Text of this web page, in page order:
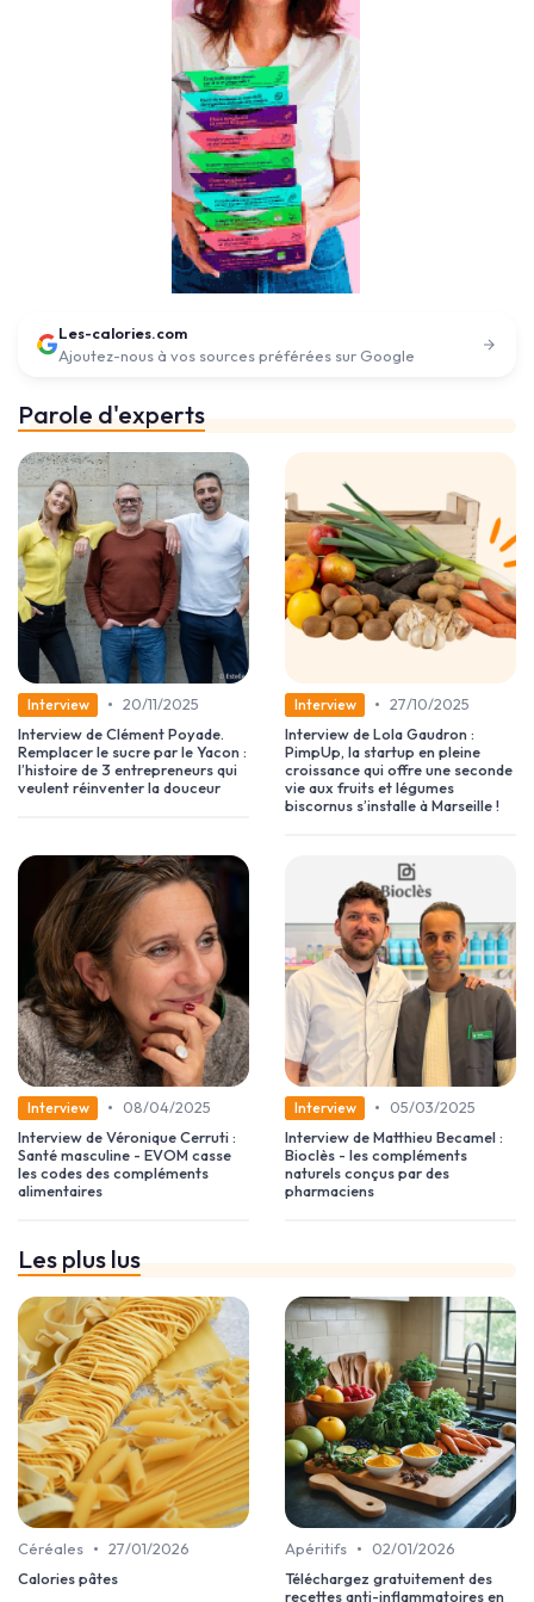
Les-calories.com
Ajoutez-nous à vos sources préférées sur Google
Parole d'experts
Interview • 20/11/2025
Interview de Clément Poyade.
Remplacer le sucre par le Yacon :
l’histoire de 3 entrepreneurs qui
veulent réinventer la douceur
Interview • 27/10/2025
Interview de Lola Gaudron :
PimpUp, la startup en pleine
croissance qui offre une seconde
vie aux fruits et légumes
biscornus s’installe à Marseille !
Interview •
08/04/2025
Interview de Véronique Cerruti :
Santé masculine - EVOM casse
les codes des compléments
alimentaires
Interview •
05/03/2025
Interview de Matthieu Becamel :
Bioclès - les compléments
naturels conçus par des
pharmaciens
Les plus lus
Céréales • 27/01/2026
Calories pâtes
Apéritifs •
02/01/2026
Téléchargez gratuitement des
recettes anti-inflammatoires en